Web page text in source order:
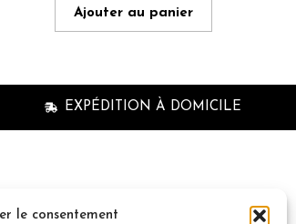
le consentement
Ajouter au panier
EXPÉDITION À DOMICILE